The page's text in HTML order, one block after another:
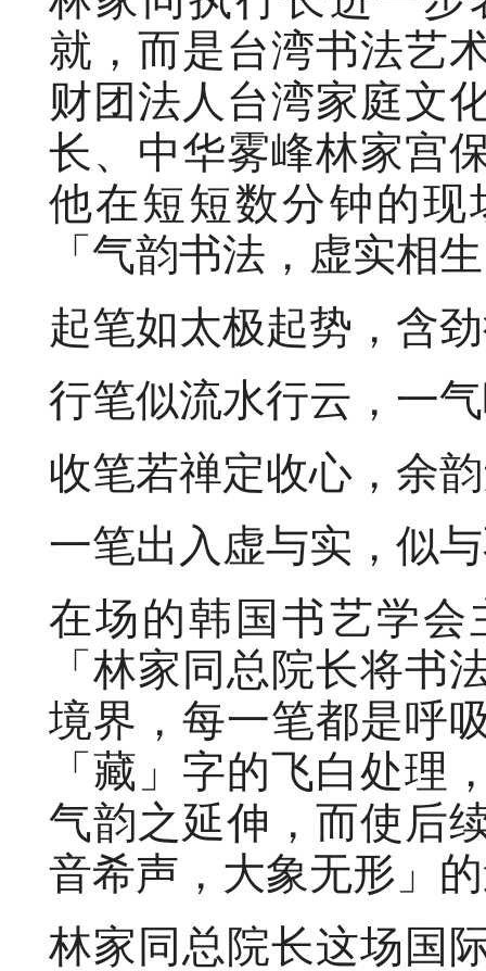
就，而是台湾书法艺
财团法人台湾家庭文
长、中华雾峰林家宫
他在短短数分钟的
「气韵书法，虚实相
起笔如太极起势，含
行笔似流水行云，一
收笔若禅定收心，余
一笔出入虚与实，似
在场的韩国书艺学
「林家同总院长将书
境界，每一笔都是呼
「藏」字的飞白处理
气韵之延伸，而使后
音希声，大象无形」
林家同总院长这场国